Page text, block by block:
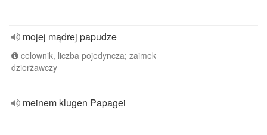
mojej mądrej papudze
celownik, liczba pojedyncza; zaimek
dzierżawczy
meinem klugen Papagei